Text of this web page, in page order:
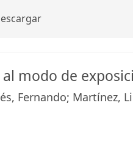
modo de
Fernando; Martínez,